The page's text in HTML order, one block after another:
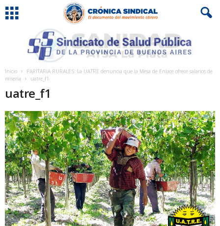
Inicio
PARITARIA RURALES: La UATRE denuncia que la Mesa de Enlace ofrece salarios de
miseria
uatre_f1
uatre_f1